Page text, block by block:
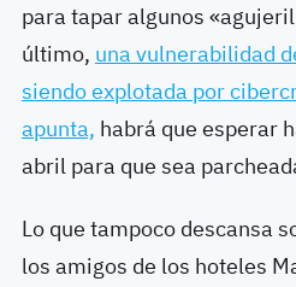
para tapar algunos
último, una vulnerabilidad
siendo explotada por
apunta, habrá que esperar
abril para que sea
Lo que tampoco descansa
los amigos de los hoteles